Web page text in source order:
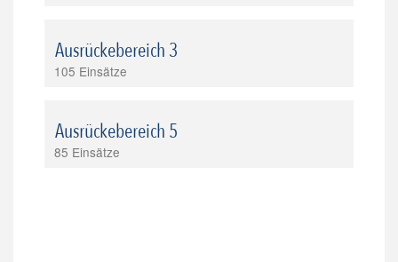
Ausrückebereich 3
105 Einsätze
Ausrückebereich 5
85 Einsätze